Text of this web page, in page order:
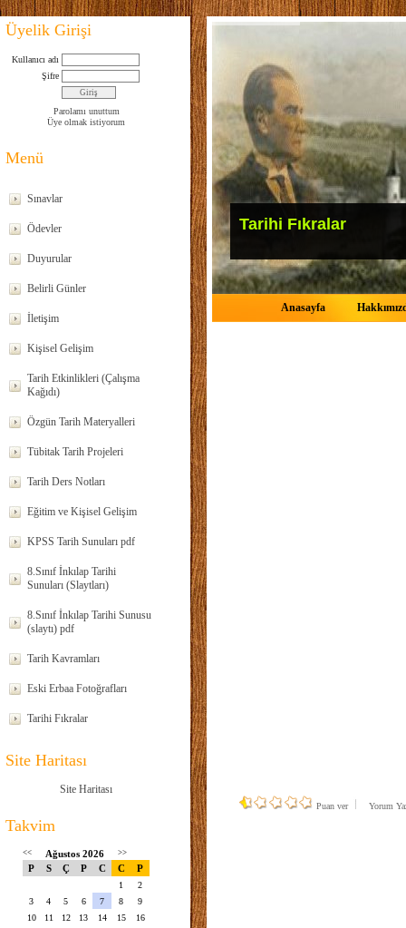
Üyelik Girişi
Kullanıcı adı
Şifre
Parolamı unuttum
Üye olmak istiyorum
Menü
Sınavlar
Ödevler
Duyurular
Belirli Günler
İletişim
Kişisel Gelişim
Tarih Etkinlikleri (Çalışma
Kağıdı)
Özgün Tarih Materyalleri
Tübitak Tarih Projeleri
Tarih Ders Notları
Eğitim ve Kişisel Gelişim
KPSS Tarih Sunuları pdf
8.Sınıf İnkılap Tarihi
Sunuları (Slaytları)
8.Sınıf İnkılap Tarihi Sunusu
(slaytı) pdf
Tarih Kavramları
Eski Erbaa Fotoğrafları
Tarihi Fıkralar
Site Haritası
Site Haritası
Takvim
<< Ağustos 2026 >>
P S Ç P C C P
1
2
3
4 5 6 7 8
9
10
11 12 13 14 15
16
Tarihi Fıkralar
Anasayfa
Puan ver Yorum